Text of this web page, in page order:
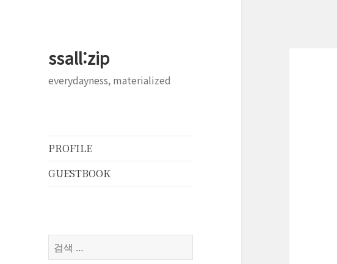
ssall:zip
everydayness, materialized
PROFILE
GUESTBOOK
검
색: